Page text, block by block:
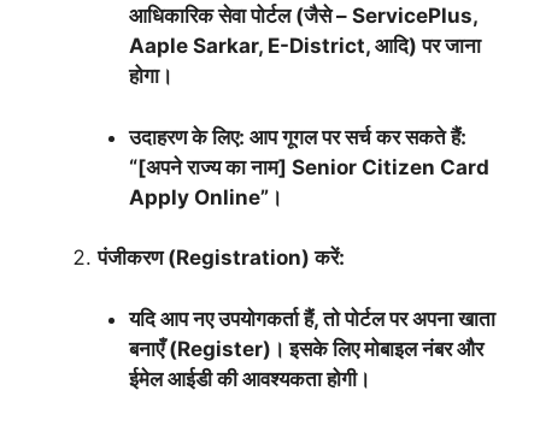
आधिकारिक सेवा पोर्टल (जैसे – ServicePlus,
Aaple Sarkar, E-District, आदि) पर जाना
होगा।
उदाहरण के लिए: आप गूगल पर सर्च कर सकते हैं:
“[अपने राज्य का नाम] Senior Citizen Card
Apply Online”।
पंजीकरण (Registration) करें:
यदि आप नए उपयोगकर्ता हैं, तो पोर्टल पर अपना खाता
बनाएँ (Register)। इसके लिए मोबाइल नंबर और
ईमेल आईडी की आवश्यकता होगी।